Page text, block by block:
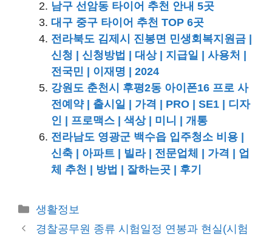
남구 선암동 타이어 추천 안내 5곳
대구 중구 타이어 추천 TOP 6곳
전라북도 김제시 진봉면 민생회복지원금 |
신청 | 신청방법 | 대상 | 지급일 | 사용처 |
전국민 | 이재명 | 2024
강원도 춘천시 후평2동 아이폰16 프로 사
전예약 | 출시일 | 가격 | PRO | SE1 | 디자
인 | 프로맥스 | 색상 | 미니 | 개통
전라남도 영광군 백수읍 입주청소 비용 |
신축 | 아파트 | 빌라 | 전문업체 | 가격 | 업
체 추천 | 방법 | 잘하는곳 | 후기
카
테
생활정보
경찰공무원 종류 시험일정 연봉과 현실(시험